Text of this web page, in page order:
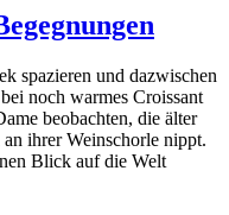
spazieren und dazwischen
noch warmes Croissant
beobachten, die älter
ihrer Weinschorle nippt.
Blick auf die Welt